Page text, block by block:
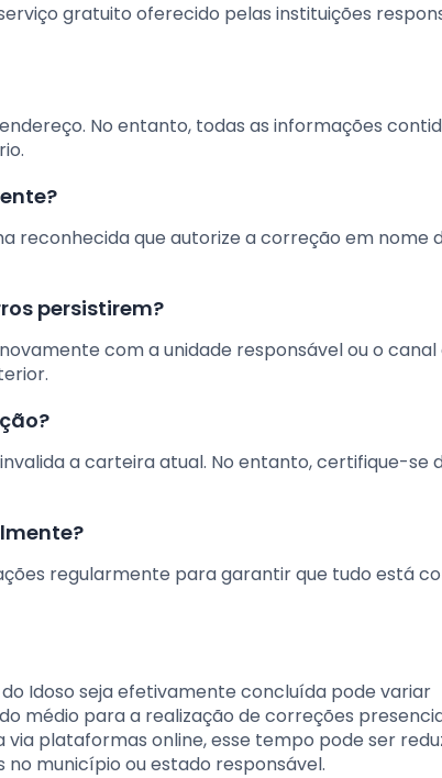
gratuito oferecido pelas instituições
No entanto, todas as informações
reconhecida que autorize a correção em nome
persistirem?
com a unidade responsável ou o canal
a carteira atual. No entanto, certifique-se
regularmente para garantir que tudo está
Idoso seja efetivamente concluída pode variar
médio para a realização de correções
via plataformas online, esse tempo pode ser
município ou estado responsável.